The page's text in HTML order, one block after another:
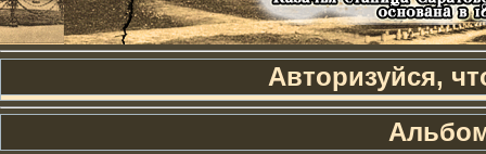
Авторизуйся,